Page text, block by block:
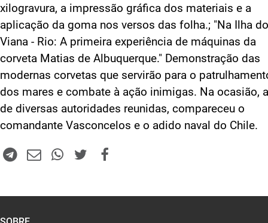
xilogravura, a impressão gráfica dos materiais e a
aplicação da goma nos versos das folha.; "Na Ilha do
Viana - Rio: A primeira experiência de máquinas da
corveta Matias de Albuquerque." Demonstração das
modernas corvetas que servirão para o
dos mares e combate à ação inimigas. Na ocasião,
de diversas autoridades reunidas, compareceu o
comandante Vasconcelos e o adido naval do Chile.